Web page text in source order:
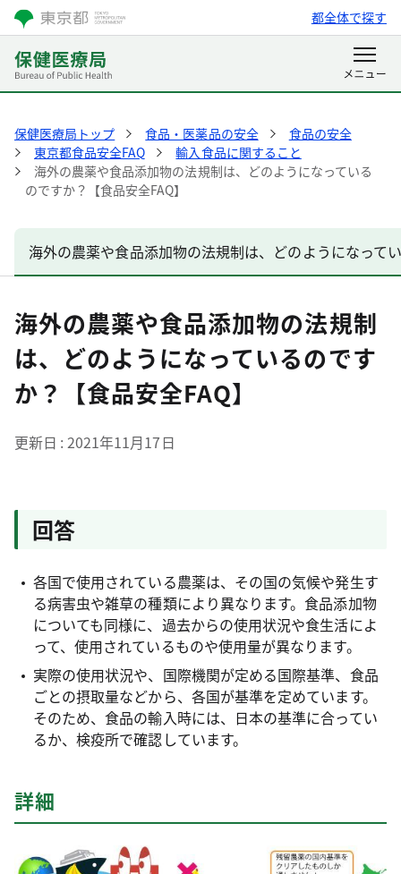
都全体で探す
保健医療局トップ 食品・医薬品の安全
食品の安全
東京都食品安全FAQ
輸入食品に関すること
海外の農薬や食品添加物の法規制は、どのようになっている
のですか？【食品安全FAQ】
海外の農薬や食品添加物の法規制は、どのようになって
海外の農薬や食品添加物の法規制
は、どのようになっているのです
か？【食品安全FAQ】
更新日 2021年11月17日
回答
各国で使用されている農薬は、その国の気候や発生す
る病害虫や雑草の種類により異なります。食品添加物
についても同様に、過去からの使用状況や食生活によ
って、使用されているものや使用量が異なります。
実際の使用状況や、国際機関が定める国際基準、食品
ごとの摂取量などから、各国が基準を定めています。
そのため、食品の輸入時には、日本の基準に合ってい
るか、検疫所で確認しています。
詳細